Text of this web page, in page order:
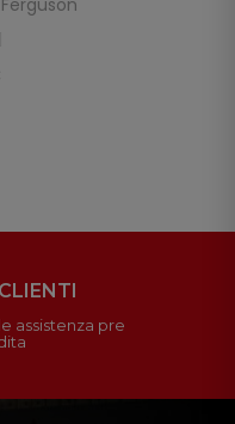
assistenza pre